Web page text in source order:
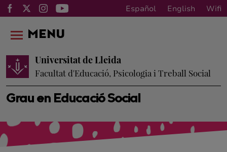
Español English Wifi
Grau en Educació Social
Universitat de Lleida
Facultat d'Educació, Psicologia i Treball Social
MENU